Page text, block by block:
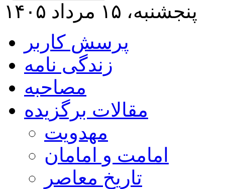
پنجشنبه، ۱۵ مرداد ۱۴۰۵
پرسش کاربر
زندگی نامه
مصاحبه
مقالات برگزیده
مهدویت
امامت و امامان
تاریخ معاصر